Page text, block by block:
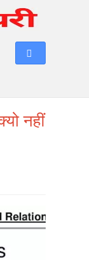
नहीं